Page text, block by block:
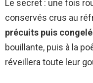
Le secret : une fois
conservés crus au
précuits puis
bouillante, puis à la
réveillera toute leur